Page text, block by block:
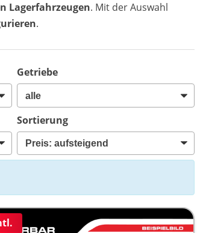
Lagerfahrzeugen. Mit der Auswahl
.
Getriebe
Sortierung